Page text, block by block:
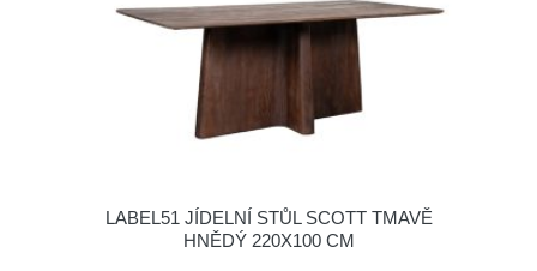
LABEL51 JÍDELNÍ STŮL SCOTT TMAVĚ
HNĚDÝ 220X100 CM